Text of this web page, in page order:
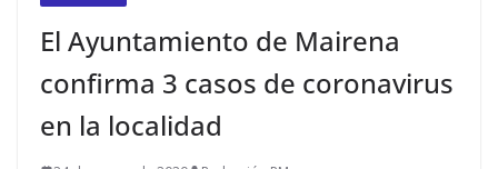
El Ayuntamiento de Mairena
confirma 3 casos de coronavirus
en la localidad